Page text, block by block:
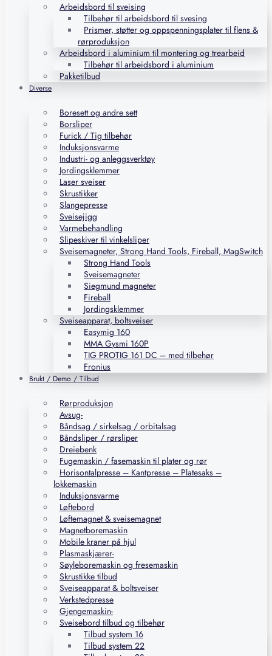
Arbeidsbord til sveising
Tilbehør til arbeidsbord til svesing
Prismer, støtter og oppspenningsplater til flens &
rørproduksjon
Arbeidsbord i aluminium til montering og trearbeid
Tilbehør til arbeidsbord i aluminium
Pakketilbud
Diverse
Boresett og andre sett
Borsliper
Furick / Tig tilbehør
Induksjonsvarme
Industri- og anleggsverktøy
Jordingsklemmer
Laser sveiser
Skrustikker
Slangepresse
Sveisejigg
Varmebehandling
Slipeskiver til vinkelsliper
Sveisemagneter, Strong Hand Tools, Fireball, MagSwitch
Strong Hand Tools
Sveisemagneter
Siegmund magneter
Fireball
Jordingsklemmer
Sveiseapparat, boltsveiser
Easymig 160
MMA Gysmi 160P
TIG PROTIG 161 DC – med tilbehør
Fronius
Brukt / Demo / Tilbud
Rørproduksjon
Avsug-
Båndsag / sirkelsag / orbitalsag
Båndsliper / rørsliper
Dreiebenk
Fugemaskin / fasemaskin til plater og rør
Horisontalpresse – Kantpresse – Platesaks –
lokkemaskin
Induksjonsvarme
Løftebord
Løftemagnet & sveisemagnet
Magnetboremaskin
Mobile kraner på hjul
Plasmaskjærer-
Søyleboremaskin og fresemaskin
Skrustikke tilbud
Sveiseapparat & boltsveiser
Verkstedpresse
Gjengemaskin-
Sveisebord tilbud og tilbehør
Tilbud system 16
Tilbud system 22